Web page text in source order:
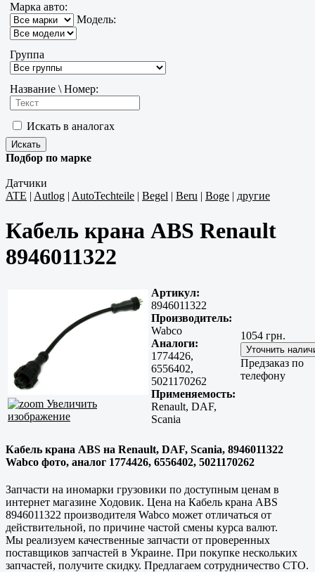
Марка авто:
Модель:
Группа
Название \ Номер:
Искать в аналогах
Подбор по марке
Датчики
ATE | Autlog | AutoTechteile | Begel | Beru | Boge | другие
Кабель крана ABS Renault
8946011322
Увеличить
изображение
Артикул:
8946011322
Производитель:
Wabco
Аналоги:
1774426,
6556402,
5021170262
Применяемость:
Renault, DAF,
Scania
1054 грн.
Предзаказ по
телефону
Кабель крана ABS на Renault, DAF, Scania, 8946011322
Wabco фото, аналог 1774426, 6556402, 5021170262
Запчасти на иномарки грузовики по доступным ценам в
интернет магазине Ходовик. Цена на Кабель крана ABS
8946011322 производителя Wabco может отличаться от
действительной, по причине частой смены курса валют.
Мы реализуем качественные запчасти от проверенных
поставщиков запчастей в Украине. При покупке нескольких
запчастей, получите скидку. Предлагаем сотрудничество СТО.